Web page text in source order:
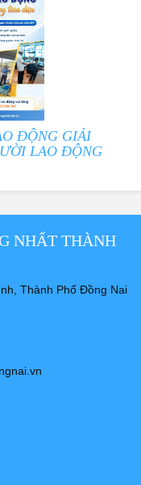
ĐỘNG GIẢI
LAO ĐỘNG
NHẤT THÀNH
Thành Phố Đồng Nai